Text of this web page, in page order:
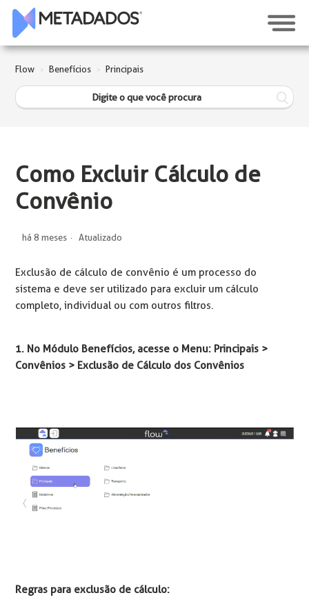
Flow Benefícios Principais
Como Excluir Cálculo de
Convênio
há 8 meses Atualizado
Exclusão de cálculo de convênio é um processo do
sistema e deve ser utilizado para excluir um cálculo
completo, individual ou com outros filtros.
1. No Módulo Benefícios, acesse o Menu: Principais >
Convênios > Exclusão de Cálculo dos Convênios
Regras para exclusão de cálculo: